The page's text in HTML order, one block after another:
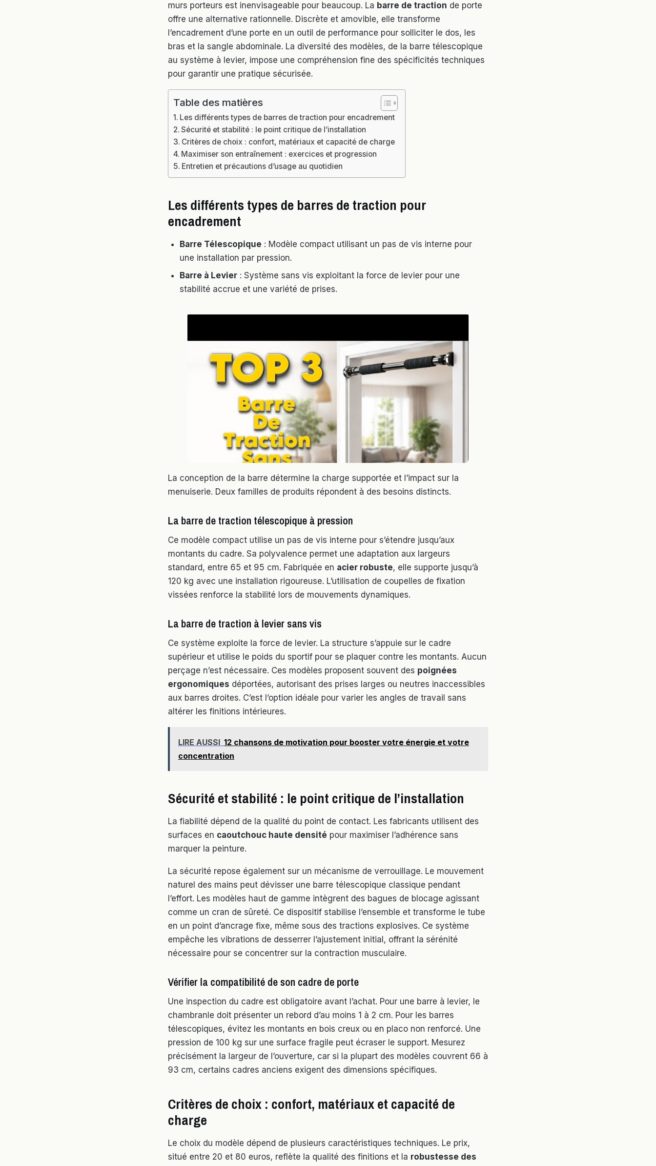
murs porteurs est inenvisageable pour beaucoup. La barre de traction de porte
offre une alternative rationnelle. Discrète et amovible, elle transforme
l’encadrement d’une porte en un outil de performance pour solliciter le dos, les
bras et la sangle abdominale. La diversité des modèles, de la barre télescopique
au système à levier, impose une compréhension fine des spécificités techniques
pour garantir une pratique sécurisée.
Table des matières
Les différents types de barres de traction pour encadrement
Sécurité et stabilité : le point critique de l’installation
Critères de choix : confort, matériaux et capacité de charge
Maximiser son entraînement : exercices et progression
Entretien et précautions d’usage au quotidien
Les différents types de barres de traction pour
encadrement
Barre Télescopique : Modèle compact utilisant un pas de vis interne pour
une installation par pression.
Barre à Levier : Système sans vis exploitant la force de levier pour une
stabilité accrue et une variété de prises.
La conception de la barre détermine la charge supportée et l’impact sur la
menuiserie. Deux familles de produits répondent à des besoins distincts.
La barre de traction télescopique à pression
Ce modèle compact utilise un pas de vis interne pour s’étendre jusqu’aux
montants du cadre. Sa polyvalence permet une adaptation aux largeurs
standard, entre 65 et 95 cm. Fabriquée en acier robuste, elle supporte jusqu’à
120 kg avec une installation rigoureuse. L’utilisation de coupelles de fixation
vissées renforce la stabilité lors de mouvements dynamiques.
La barre de traction à levier sans vis
Ce système exploite la force de levier. La structure s’appuie sur le cadre
supérieur et utilise le poids du sportif pour se plaquer contre les montants. Aucun
perçage n’est nécessaire. Ces modèles proposent souvent des poignées
ergonomiques déportées, autorisant des prises larges ou neutres inaccessibles
aux barres droites. C’est l’option idéale pour varier les angles de travail sans
altérer les finitions intérieures.
LIRE AUSSI 12 chansons de motivation pour booster votre énergie et votre
concentration
Sécurité et stabilité : le point critique de l’installation
La fiabilité dépend de la qualité du point de contact. Les fabricants utilisent des
surfaces en caoutchouc haute densité pour maximiser l’adhérence sans
marquer la peinture.
La sécurité repose également sur un mécanisme de verrouillage. Le mouvement
naturel des mains peut dévisser une barre télescopique classique pendant
l’effort. Les modèles haut de gamme intègrent des bagues de blocage agissant
comme un cran de sûreté. Ce dispositif stabilise l’ensemble et transforme le tube
en un point d’ancrage fixe, même sous des tractions explosives. Ce système
empêche les vibrations de desserrer l’ajustement initial, offrant la sérénité
nécessaire pour se concentrer sur la contraction musculaire.
Vérifier la compatibilité de son cadre de porte
Une inspection du cadre est obligatoire avant l’achat. Pour une barre à levier, le
chambranle doit présenter un rebord d’au moins 1 à 2 cm. Pour les barres
télescopiques, évitez les montants en bois creux ou en placo non renforcé. Une
pression de 100 kg sur une surface fragile peut écraser le support. Mesurez
précisément la largeur de l’ouverture, car si la plupart des modèles couvrent 66 à
93 cm, certains cadres anciens exigent des dimensions spécifiques.
Critères de choix : confort, matériaux et capacité de
charge
Le choix du modèle dépend de plusieurs caractéristiques techniques. Le prix,
situé entre 20 et 80 euros, reflète la qualité des finitions et la robustesse des